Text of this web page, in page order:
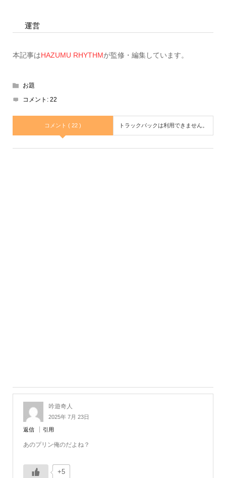
運営
本記事はHAZUMU RHYTHMが監修・編集しています。
お題
コメント: 22
コメント ( 22 ) トラックバックは利用できません。
吟遊奇人
2025年 7月 23日
返信 引用
あのプリン俺のだよね？
+5